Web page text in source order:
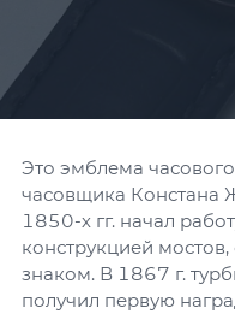
Это эмблема
часовщика Констана
1850-х гг. начал
конструкцией
знаком. В 1867 г.
получил первую